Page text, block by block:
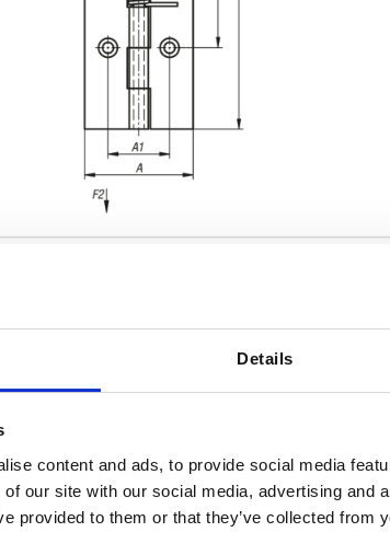
Details
content and ads, to provide social media
our site with our social media, advertising and
provided to them or that they’ve collected from
inoxidable A2
aluminio
AMPLIAR LA TABLA
le informará de la fecha de envío confirmada.